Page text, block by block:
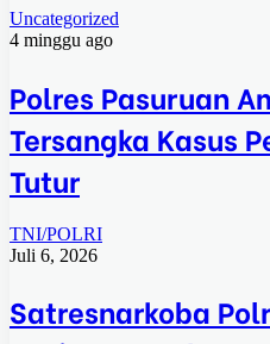
Uncategorized
4 minggu ago
Polres Pasuruan
Tersangka Kasus
Tutur
TNI/POLRI
Juli 6, 2026
Satresnarkoba